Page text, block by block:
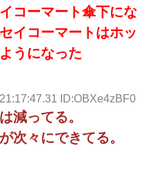
コーマート傘下にな
イコーマートはホッ
うになった
ID:OBXe4zBF0
減ってる。
次々にできてる。